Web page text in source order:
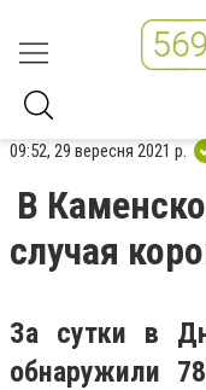
09:52, 29 вересня 2021 р.
В
случая
За сутки в
обнаружили